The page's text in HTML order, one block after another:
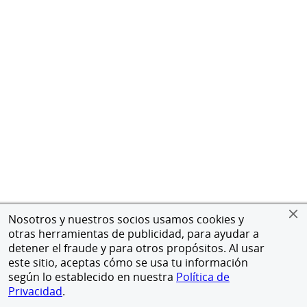
Nosotros y nuestros socios usamos cookies y
otras herramientas de publicidad, para ayudar a
detener el fraude y para otros propósitos. Al usar
este sitio, aceptas cómo se usa tu información
según lo establecido en nuestra Política de
Privacidad.